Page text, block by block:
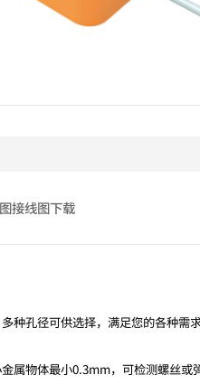
接线图下载
种孔径可供选择，满足您的各种需求
属物体最小0.3mm，可检测螺丝或